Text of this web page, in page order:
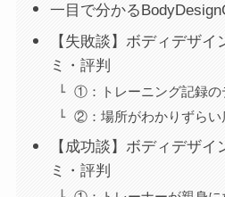
一目で分かる
【失敗談】ボディデザイ
ミ・評判
①：トレーニング記録の
②：場所がわかりずらい
【成功談】ボディデザイ
ミ・評判